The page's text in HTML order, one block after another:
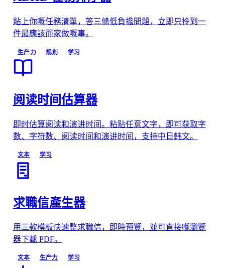
貼上你嘅任務清單，答三條低負擔問題，立即只拎到一
件最應該而家做嘅事。
生产力 规划 学习
阅读时间估算器
即时估算阅读和演讲时间。粘贴任意文字，即可获取字
数、字符数、阅读时间和演讲时间，支持中日韩文。
文本 学习
求職信產生器
用三款模板快速整求職信，即時預覽，並可直接喺瀏覽
器下載 PDF。
文本 生产力 学习